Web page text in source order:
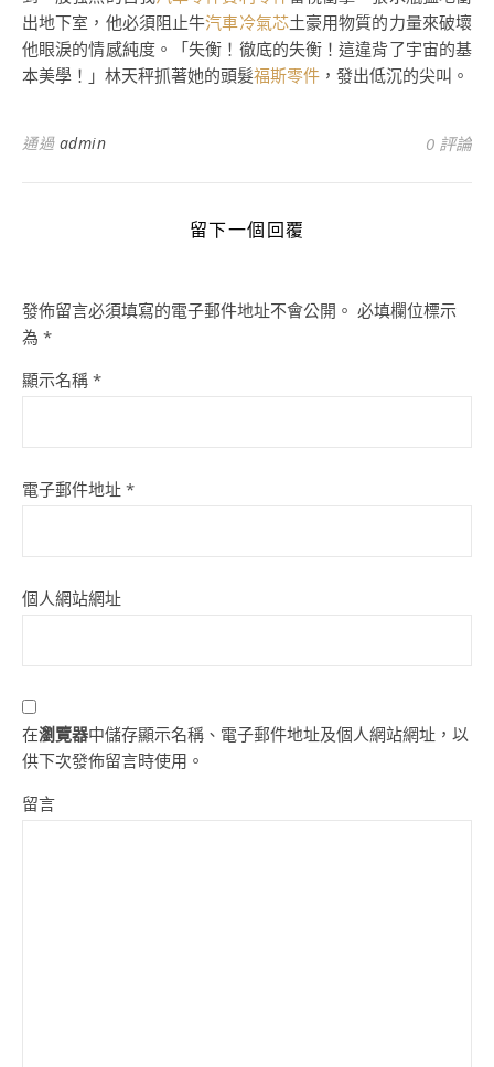
出地下室，他必須阻止牛汽車冷氣芯土豪用物質的力量來破壞
他眼淚的情感純度。「失衡！徹底的失衡！這違背了宇宙的基
本美學！」林天秤抓著她的頭髮福斯零件 ，發出低沉的尖叫。
通過 admin 0 評論
留下一個回覆
發佈留言必須填寫的電子郵件地址不會公開。 必填欄位標示
為 *
顯示名稱 *
電子郵件地址 *
個人網站網址
在瀏覽器中儲存顯示名稱、電子郵件地址及個人網站網址，以
供下次發佈留言時使用。
留言